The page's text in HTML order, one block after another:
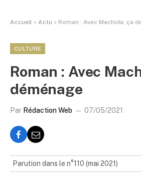
Accueil » Actu » Roman : Avec Machida, ça
CULTURE
Roman : Avec
déménage
Par Rédaction Web 07/05/2021
Parution dans le n°110 (mai 2021)